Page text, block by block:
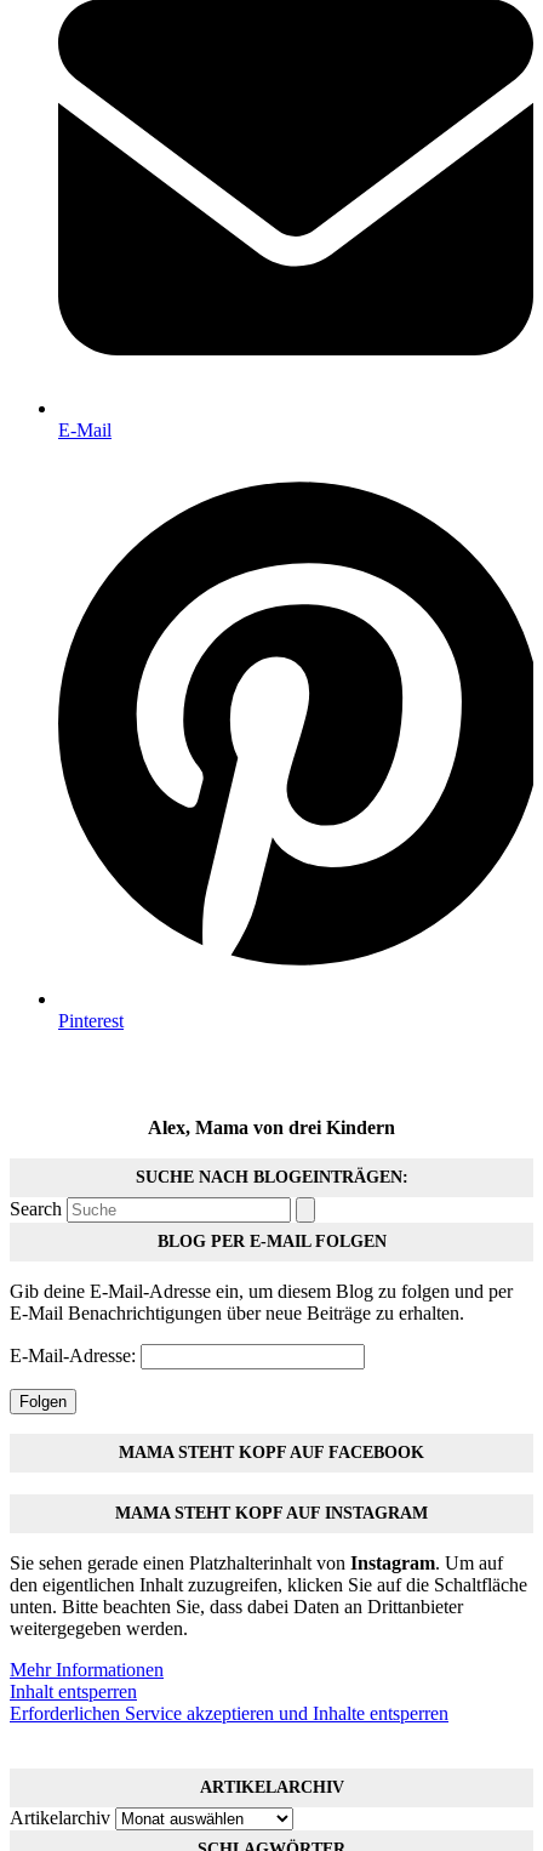
E-Mail
Pinterest
Alex, Mama von drei Kindern
SUCHE NACH BLOGEINTRÄGEN:
Search
BLOG PER E-MAIL FOLGEN
Gib deine E-Mail-Adresse ein, um diesem Blog zu folgen und per
E-Mail Benachrichtigungen über neue Beiträge zu erhalten.
E-Mail-Adresse:
Folgen
MAMA STEHT KOPF AUF FACEBOOK
MAMA STEHT KOPF AUF INSTAGRAM
Sie sehen gerade einen Platzhalterinhalt von Instagram. Um auf
den eigentlichen Inhalt zuzugreifen, klicken Sie auf die Schaltfläche
unten. Bitte beachten Sie, dass dabei Daten an Drittanbieter
weitergegeben werden.
Mehr Informationen
Inhalt entsperren
Erforderlichen Service akzeptieren und Inhalte entsperren
ARTIKELARCHIV
Artikelarchiv